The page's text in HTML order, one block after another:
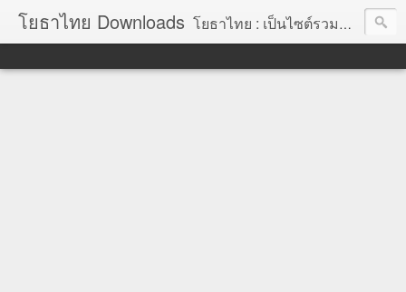
โยธาไทย Downloads โยธาไทย : เป็นไซต์รวมข้อมูลความรู้ สำหรับช่างโยธา นายช่างโยธา วิศวกรโยธา ตลอดจนความรู้สำหรับผู้ที่ปฏิบัติงานในองค์กรปกครองส่วนท้องถิ่น จัดทำโดย นายอภิสิทธิ์ มากสุวรรณ โยธา, โยธาไทย,ช่างโยธา, นายช่างโยธา,วิศวกร, วิศวกรรม, ราคากลาง,หลักเกณฑ์การคำนวณราคากลาง, ราคาวัสดุก่อสร้าง, ราคาพาณิชย์จังหวัด, ค่าขนส่ง, ค่าเสื่อม, ค่าอำนวยการ, ถอดแบบ, ไม้แบบ, วัสดุก่อสร้าง, ค่าแรง, ค่าแรงงาน, ค่าแรงงานคน, ไม้แบบ, การถอดวัสดุ